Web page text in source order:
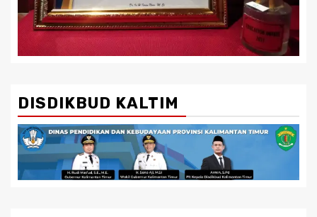
DISDIKBUD KALTIM